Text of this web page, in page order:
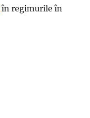
în regimurile în